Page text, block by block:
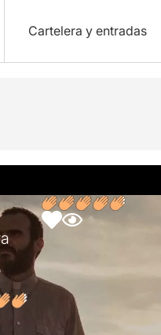
Cartelera y entradas
Fotos y vídeos